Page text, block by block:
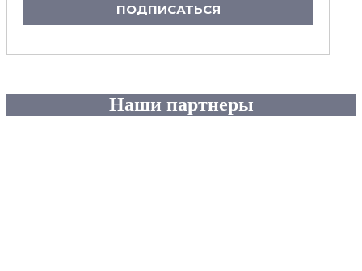
ПОДПИСАТЬСЯ
Наши партнеры